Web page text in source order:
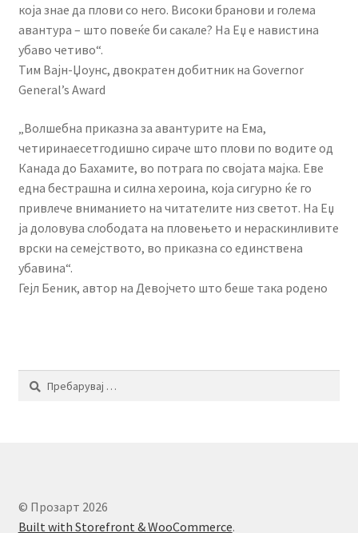
која знае да плови со него. Високи бранови и голема
авантура – што повеќе би сакале? На Еџ е навистина
убаво четиво“.
Тим Вајн-Џоунс, двократен добитник на Governor
General’s Award
„Волшебна приказна за авантурите на Ема,
четиринаесетгодишно сираче што плови по водите од
Канада до Бахамите, во потрага по својата мајка. Еве
една бестрашна и силна хероина, која сигурно ќе го
привлече вниманието на читателите низ светот. На Еџ
ја доловува слободата на пловењето и нераскинливите
врски на семејството, во приказна со единствена
убавина“.
Гејл Беник, автор на Девојчето што беше така родено
Пребарувај
© Прозарт 2026
Built with Storefront & WooCommerce.